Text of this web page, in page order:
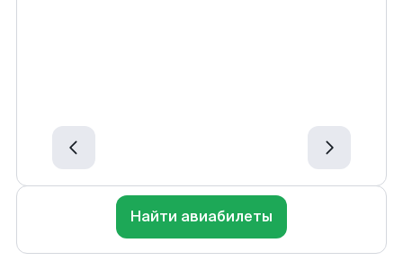
Найти авиабилеты